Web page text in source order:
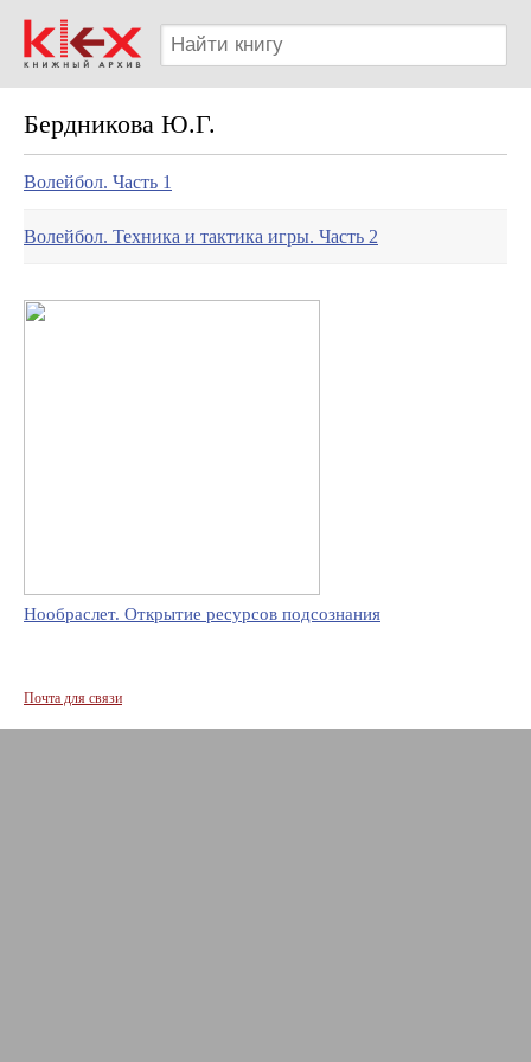
Бердникова Ю.Г.
Волейбол. Часть 1
Волейбол. Техника и тактика игры. Часть 2
Нообраслет. Открытие ресурсов подсознания
Почта для связи